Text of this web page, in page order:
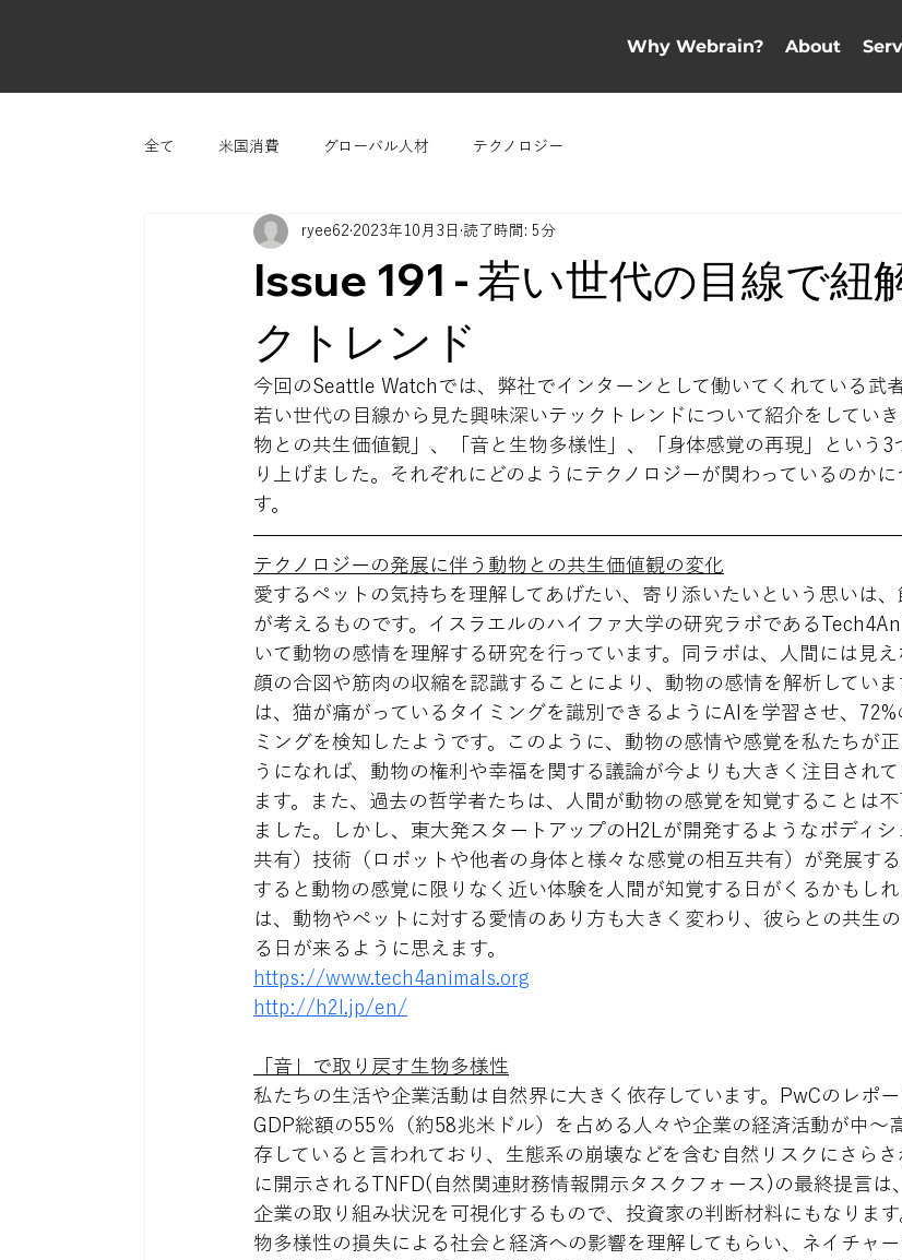
Why Webrain? About
全て 米国消費 グローバル人材 テクノロジー
Issue 191 - 若い世代の目線で紐
クトレンド
ryee62 2023年10月3日 読了時間: 5分
今回のSeattle Watchでは、弊社でインターンとして働いてくれている武
若い世代の目線から見た興味深いテックトレンドについて紹介をしてい
物との共生価値観」、「音と生物多様性」、「身体感覚の再現」という3
り上げました。それぞれにどのようにテクノロジーが関わっているのかに
す。
テクノロジーの発展に伴う動物との共生価値観の変化
愛するペットの気持ちを理解してあげたい、寄り添いたいという思いは
が考えるものです。イスラエルのハイファ大学の研究ラボである
いて動物の感情を理解する研究を行っています。同ラボは、人間には見
顔の合図や筋肉の収縮を認識することにより、動物の感情を解析してい
は、猫が痛がっているタイミングを識別できるようにAIを学習させ、72%
ミングを検知したようです。このように、動物の感情や感覚を私たちが
うになれば、動物の権利や幸福を関する議論が今よりも大きく注目され
ます。また、過去の哲学者たちは、人間が動物の感覚を知覚することは
ました。しかし、東大発スタートアップのH2Lが開発するようなボディ
共有）技術（ロボットや他者の身体と様々な感覚の相互共有）が発展す
すると動物の感覚に限りなく近い体験を人間が知覚する日がくるかもし
は、動物やペットに対する愛情のあり方も大きく変わり、彼らとの共生
る日が来るように思えます。
https://www.tech4animals.org
http://h2l.jp/en/
「音」で取り戻す生物多様性
私たちの生活や企業活動は自然界に大きく依存しています。PwCのレポ
GDP総額の55％（約58兆米ドル）を占める人々や企業の経済活動が中～
存していると言われており、生態系の崩壊などを含む自然リスクにさらさ
に開示されるTNFD(自然関連財務情報開示タスクフォース)の最終提言は
企業の取り組み状況を可視化するもので、投資家の判断材料にもなりま
物多様性の損失による社会と経済への影響を理解してもらい、ネイチャ